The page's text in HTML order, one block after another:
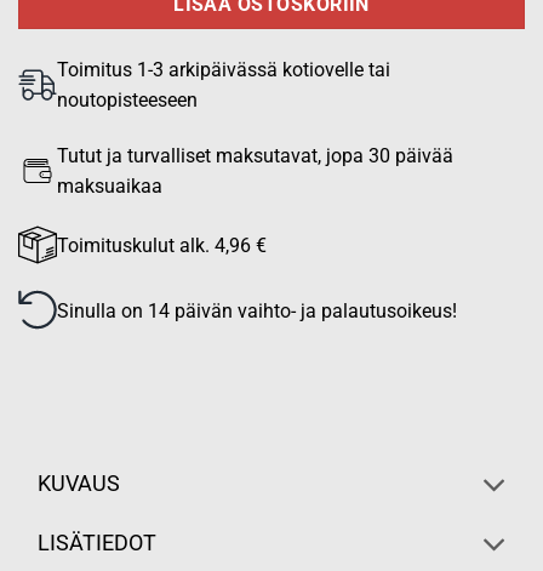
LISÄÄ OSTOSKORIIN
Toimitus 1-3 arkipäivässä kotiovelle tai
noutopisteeseen
Tutut ja turvalliset maksutavat, jopa 30 päivää
maksuaikaa
Toimituskulut alk. 4,96 €
Sinulla on 14 päivän vaihto- ja palautusoikeus!
KUVAUS
LISÄTIEDOT